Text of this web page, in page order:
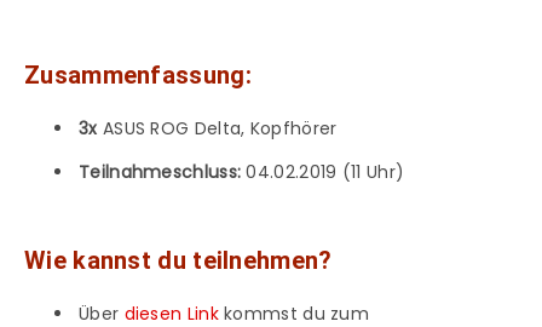
Zusammenfassung:
3x ASUS ROG Delta, Kopfhörer
Teilnahmeschluss: 04.02.2019 (11 Uhr)
Wie kannst du teilnehmen?
Über diesen Linkkommst du zum